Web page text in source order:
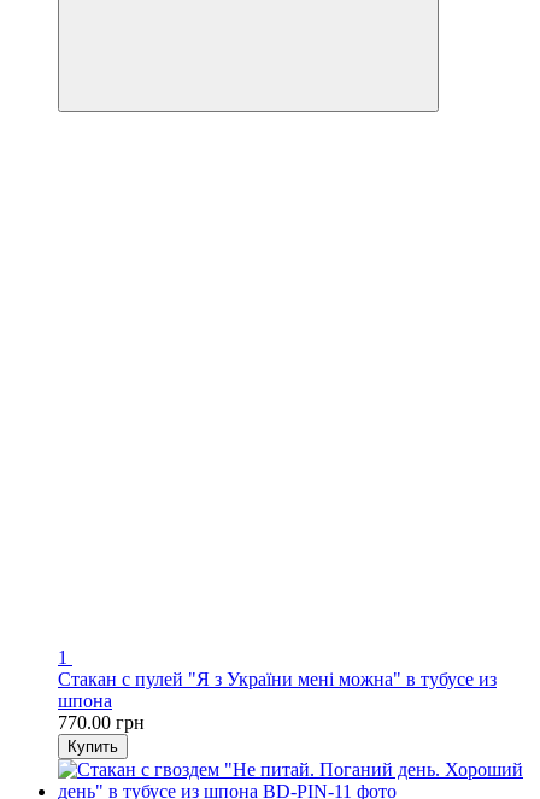
1
Стакан с пулей "Я з України мені можна" в тубусе из
шпона
770.00 грн
Купить